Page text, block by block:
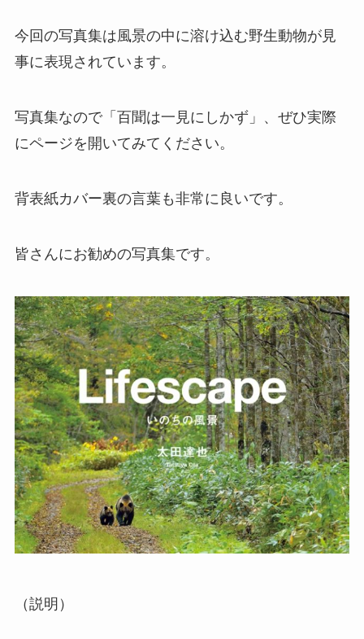
今回の写真集は風景の中に溶け込む野生動物が見
事に表現されています。
写真集なので「百聞は一見にしかず」、ぜひ実際
にページを開いてみてください。
背表紙カバー裏の言葉も非常に良いです。
皆さんにお勧めの写真集です。
（説明）